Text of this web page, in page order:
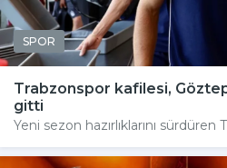
SPOR
Trabzonspor kafilesi,
gitti
Yeni sezon hazırlıklarını sürdüren